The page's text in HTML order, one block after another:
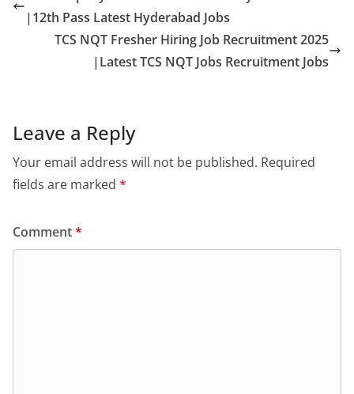
|12th Pass Latest Hyderabad Jobs
TCS NQT Fresher Hiring Job Recruitment 2025
|Latest TCS NQT Jobs Recruitment Jobs
Leave a Reply
Your email address will not be published. Required
fields are marked *
Comment*